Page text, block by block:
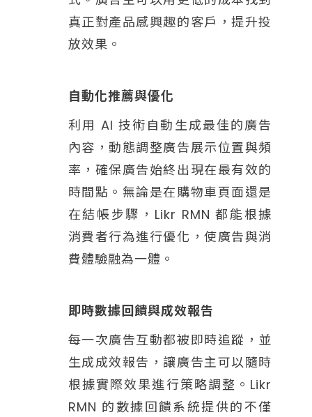
真正對產品感興趣的客戶，提升投
放效果。
自動化推薦與優化
利用 AI 技術自動生成最佳的廣告
內容，動態調整廣告展示位置與頻
率，確保廣告始終出現在最有效的
時間點。無論是在購物車頁面還是
在結帳步驟，Likr RMN 都能根據
消費者行為進行優化，使廣告與消
費體驗融為一體。
即時數據回饋與成效報告
每一次廣告互動都被即時追蹤，並
生成成效報告，讓廣告主可以隨時
根據實際效果進行策略調整。Likr
RMN 的數據回饋系統提供的不僅